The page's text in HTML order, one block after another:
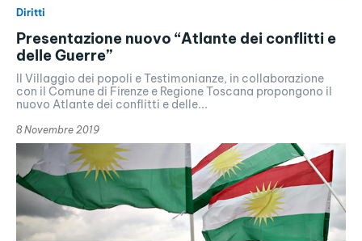
Diritti
Presentazione nuovo “Atlante dei conflitti e
delle Guerre”
Il Villaggio dei popoli e Testimonianze, in collaborazione
con il Comune di Firenze e Regione Toscana propongono il
nuovo Atlante dei conflitti e delle...
8 Novembre 2019